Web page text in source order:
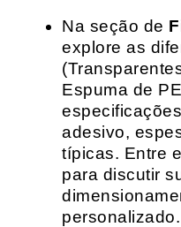
Na seção de
explore as
Espuma de
adesivo,
típicas. Entre
para discutir
personalizado.